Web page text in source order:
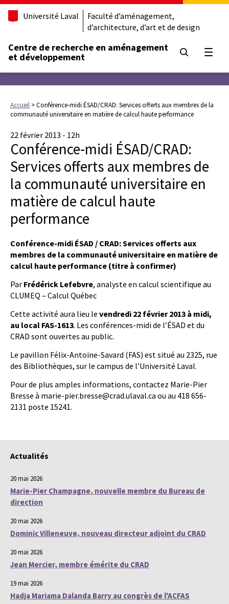
Université Laval
Faculté d’aménagement,
d’architecture, d’art et de design
Centre de recherche en aménagement
et développement
Accueil >Conférence-midi ÉSAD/CRAD: Services offerts aux membres de la
communauté universitaire en matière de calcul haute performance
22 février 2013 - 12h
Conférence-midi ÉSAD/CRAD:
Services offerts aux membres de
la communauté universitaire en
matière de calcul haute
performance
Conférence-midi ÉSAD / CRAD: Services offerts aux
membres de la communauté universitaire en matière de
calcul haute performance (titre à confirmer)
Par Frédérick Lefebvre, analyste en calcul scientifique au
CLUMEQ – Calcul Québec
Cette activité aura lieu le vendredi 22 février 2013 à midi,
au local FAS-1613. Les conférences-midi de l’ÉSAD et du
CRAD sont ouvertes au public.
Le pavillon Félix-Antoine-Savard (FAS) est situé au 2325, rue
des Bibliothèques, sur le campus de l’Université Laval.
Pour de plus amples informations, contactez Marie-Pier
Bresse à marie-pier.bresse@crad.ulaval.ca ou au 418 656-
2131 poste 15241.
Actualités
20 mai 2026
Marie-Pier Champagne, nouvelle membre du Bureau de
direction
20 mai 2026
Dominic Villeneuve, nouveau directeur adjoint du CRAD
20 mai 2026
Jean Mercier, membre émérite du CRAD
19 mai 2026
Hadja Mariama Dalanda Barry au congrès de l'ACFAS